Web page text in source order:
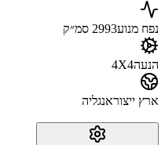
נפח מנוע2993 סמ״ק
הנעה4X4
ארץ ייצוראנגליה